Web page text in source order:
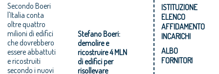
Secondo Boeri
l'Italia conta
oltre quattro
milioni di edifici
che dovrebbero
essere abbattuti
e ricostruiti
secondo i nuovi
Stefano Boeri:
demolire e
ricostruire 4 MLN
di edifici per
risollevare
ISTITUZIONE
ELENCO
AFFIDAMENTO
INCARICHI
ALBO
FORNITORI